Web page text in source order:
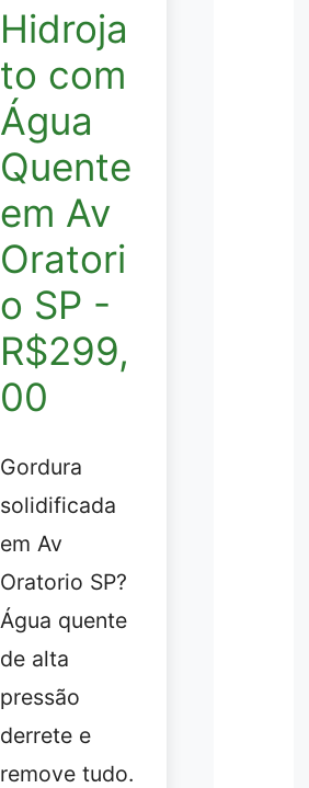
Hidroja
to com
Água
Quente
em Av
Oratori
o SP -
R$299,
00
Gordura
solidificada
em Av
Oratorio SP?
Água quente
de alta
pressão
derrete e
remove tudo.